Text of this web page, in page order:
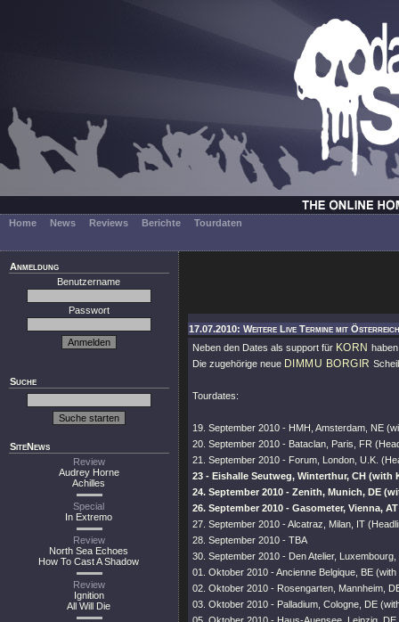
Home News Reviews Berichte Tourdaten
Anmeldung
Benutzername
Passwort
Suche
SiteNews
Review
Audrey Horne
Achilles
Special
In Extremo
Review
North Sea Echoes
How To Cast A Shadow
Review
Ignition
All Will Die
17.07.2010: Weitere Live Termine mit
Neben den Dates als support für KORN
Die zugehörige neue DIMMU BORGIR
Tourdates:
19. September 2010 - HMH, Amsterdam, NE
20. September 2010 - Bataclan, Paris, FR
21. September 2010 - Forum, London, U.K.
23 - Eishalle Seutweg, Winterthur, CH (with
24. September 2010 - Zenith, Munich, DE
26. September 2010 - Gasometer, Vienna,
27. September 2010 - Alcatraz, Milan, IT
28. September 2010 - TBA
30. September 2010 - Den Atelier,
01. Oktober 2010 - Ancienne Belgique, BE (with
02. Oktober 2010 - Rosengarten, Mannheim,
03. Oktober 2010 - Palladium, Cologne, DE